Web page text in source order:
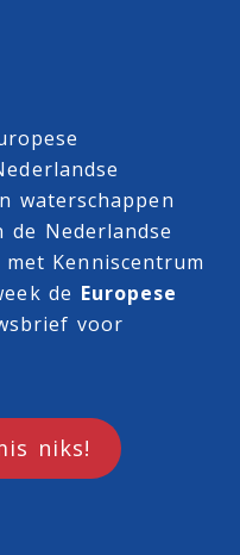
waterschappen
de Nederlandse
met Kenniscentrum
de Europese
voor
niks!